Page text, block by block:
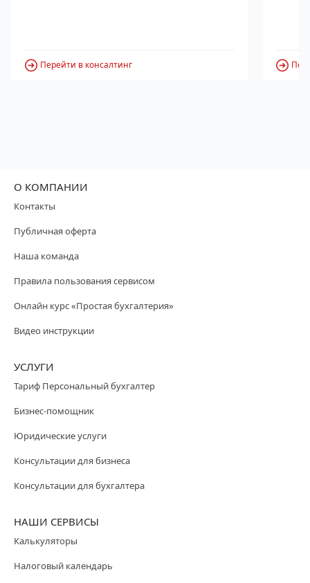
Перейти в консалтинг
О КОМПАНИИ
Контакты
Публичная оферта
Наша команда
Правила пользования сервисом
Онлайн курс «Простая бухгалтерия»
Видео инструкции
УСЛУГИ
Тариф Персональный бухгалтер
Бизнес-помощник
Юридические услуги
Консультации для бизнеса
Консультации для бухгалтера
НАШИ СЕРВИСЫ
Калькуляторы
Налоговый календарь